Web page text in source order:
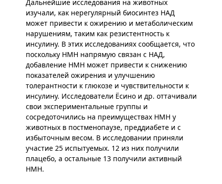
Дальнейшие исследования на животных
изучали, как нерегулярный биосинтез НАД
может привести к ожирению и метаболическим
нарушениям, таким как резистентность к
инсулину. В этих исследованиях сообщается, что
поскольку НМН напрямую связан с НАД,
добавление НМН может привести к снижению
показателей ожирения и улучшению
толерантности к глюкозе и чувствительности к
инсулину. Исследователи Ёсино и др. оттачивали
свои экспериментальные группы и
сосредоточились на преимуществах НМН у
животных в постменопаузе, преддиабете и с
избыточным весом. В исследовании приняли
участие 25 испытуемых. 12 из них получили
плацебо, а остальные 13 получили активный
НМН.